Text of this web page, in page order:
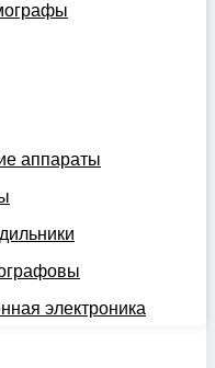
аппараты
электроника